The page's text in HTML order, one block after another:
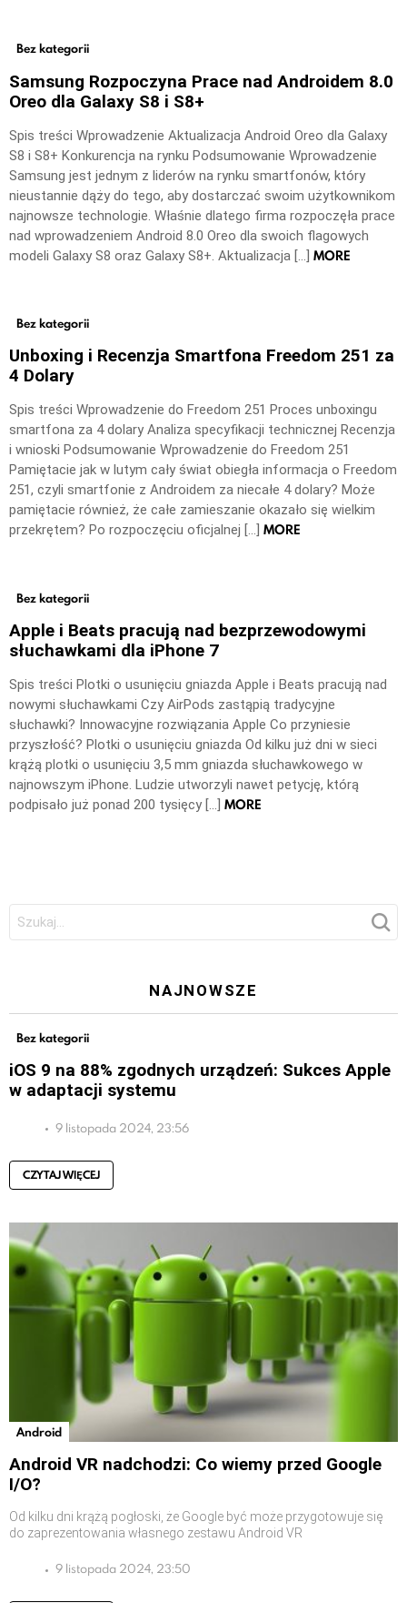
Bez kategorii
Samsung Rozpoczyna Prace nad Androidem 8.0
Oreo dla Galaxy S8 i S8+
Spis treści Wprowadzenie Aktualizacja Android Oreo dla Galaxy
S8 i S8+ Konkurencja na rynku Podsumowanie Wprowadzenie
Samsung jest jednym z liderów na rynku smartfonów, który
nieustannie dąży do tego, aby dostarczać swoim użytkownikom
najnowsze technologie. Właśnie dlatego firma rozpoczęła prace
nad wprowadzeniem Android 8.0 Oreo dla swoich flagowych
modeli Galaxy S8 oraz Galaxy S8+. Aktualizacja […] MORE
Bez kategorii
Unboxing i Recenzja Smartfona Freedom 251 za
4 Dolary
Spis treści Wprowadzenie do Freedom 251 Proces unboxingu
smartfona za 4 dolary Analiza specyfikacji technicznej Recenzja
i wnioski Podsumowanie Wprowadzenie do Freedom 251
Pamiętacie jak w lutym cały świat obiegła informacja o Freedom
251, czyli smartfonie z Androidem za niecałe 4 dolary? Może
pamiętacie również, że całe zamieszanie okazało się wielkim
przekrętem? Po rozpoczęciu oficjalnej […] MORE
Bez kategorii
Apple i Beats pracują nad bezprzewodowymi
słuchawkami dla iPhone 7
Spis treści Plotki o usunięciu gniazda Apple i Beats pracują nad
nowymi słuchawkami Czy AirPods zastąpią tradycyjne
słuchawki? Innowacyjne rozwiązania Apple Co przyniesie
przyszłość? Plotki o usunięciu gniazda Od kilku już dni w sieci
krążą plotki o usunięciu 3,5 mm gniazda słuchawkowego w
najnowszym iPhone. Ludzie utworzyli nawet petycję, którą
podpisało już ponad 200 tysięcy […] MORE
Szukaj:
NAJNOWSZE
Bez kategorii
iOS 9 na 88% zgodnych urządzeń: Sukces Apple
w adaptacji systemu
9 listopada 2024, 23:56
CZYTAJ WIĘCEJ
Android
Android VR nadchodzi: Co wiemy przed Google
I/O?
Od kilku dni krążą pogłoski, że Google być może przygotowuje się
do zaprezentowania własnego zestawu Android VR
9 listopada 2024, 23:50